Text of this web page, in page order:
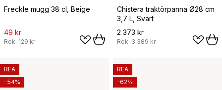
Freckle mugg 38 cl, Beige
49 kr
Rek. 129 kr
Chistera traktörpanna Ø28 cm
3,7 L, Svart
2 373 kr
Rek. 3 389 kr
REA
-54%
REA
-62%